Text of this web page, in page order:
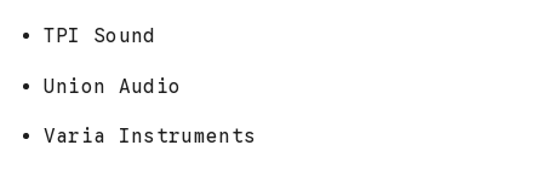
TPI Sound
Union Audio
Varia Instruments